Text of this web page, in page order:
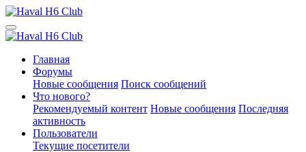
Главная
Форумы
Новые сообщения Поиск сообщений
Что нового?
Рекомендуемый контент Новые сообщения Последняя
активность
Пользователи
Текущие посетители